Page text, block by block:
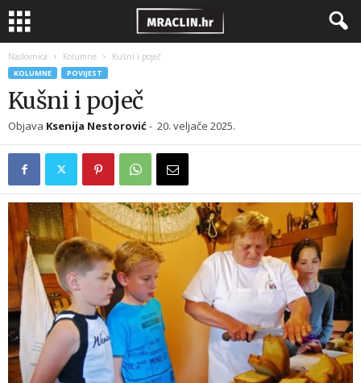
Naslovnica Kolumne Kušni i poječ
KOLUMNE POVIJEST
Kušni i poječ
Objava Ksenija Nestorović- 20. veljače 2025.